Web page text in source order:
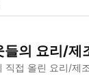
들의 요리/제
직접 올린 요리/제